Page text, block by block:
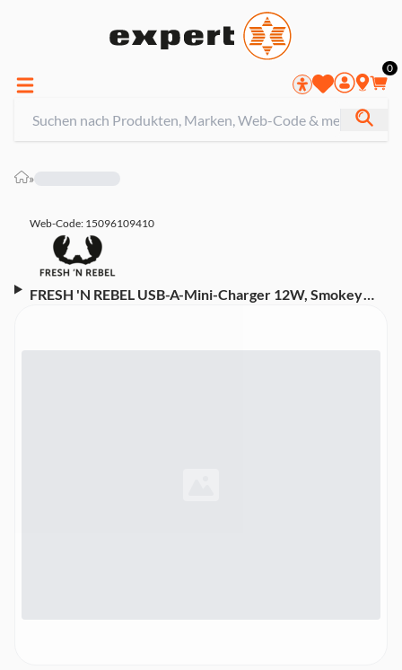
0
»
Web-Code: 15096109410
FRESH 'N REBEL USB-A-Mini-Charger 12W, Smokey